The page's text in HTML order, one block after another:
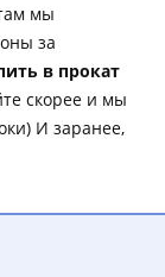
мы
за
в прокат
скорее и мы
И заранее,